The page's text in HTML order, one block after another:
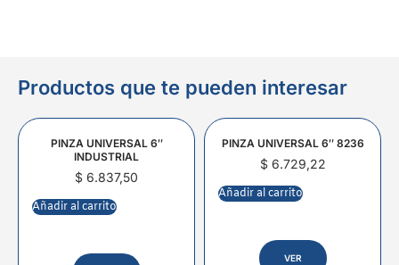
Productos que te pueden interesar
PINZA UNIVERSAL 6″
INDUSTRIAL
$ 6.837,50
Añadir al carrito
PINZA UNIVERSAL 6″ 8236
$6.729,22
Añadir al carrito
VER